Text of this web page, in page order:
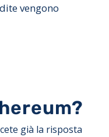
vengono
già la risposta